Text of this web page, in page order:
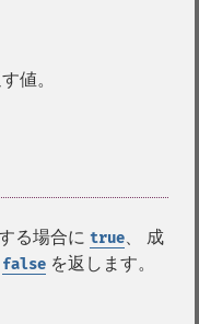
値。
る場合に true、 成
false を返します。